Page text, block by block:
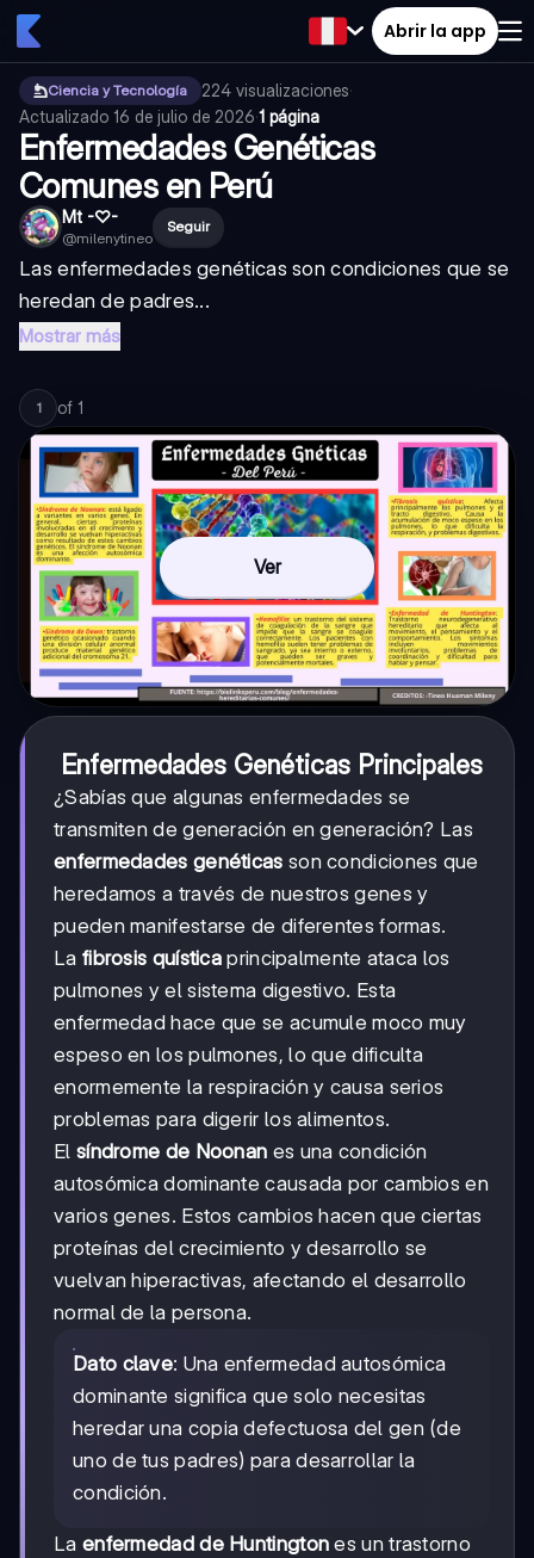
Abrir la app
Ciencia y Tecnología 224 visualizaciones·
Actualizado 16 de julio de 2026·1 página
Enfermedades Genéticas
Comunes en Perú
Mt -♡-
@milenytineo
Seguir
Las enfermedades genéticas son condiciones que se
heredan de padres...
Mostrar más
1 of 1
Ver
Enfermedades Genéticas Principales
¿Sabías que algunas enfermedades se
transmiten de generación en generación? Las
enfermedades genéticas son condiciones que
heredamos a través de nuestros genes y
pueden manifestarse de diferentes formas.
La fibrosis quística principalmente ataca los
pulmones y el sistema digestivo. Esta
enfermedad hace que se acumule moco muy
espeso en los pulmones, lo que dificulta
enormemente la respiración y causa serios
problemas para digerir los alimentos.
El síndrome de Noonan es una condición
autosómica dominante causada por cambios en
varios genes. Estos cambios hacen que ciertas
proteínas del crecimiento y desarrollo se
vuelvan hiperactivas, afectando el desarrollo
normal de la persona.
Dato clave: Una enfermedad autosómica
dominante significa que solo necesitas
heredar una copia defectuosa del gen (de
uno de tus padres) para desarrollar la
condición.
La enfermedad de Huntington es un trastorno